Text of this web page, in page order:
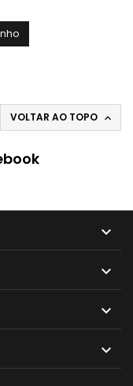
VOLTAR AO TOPO 



